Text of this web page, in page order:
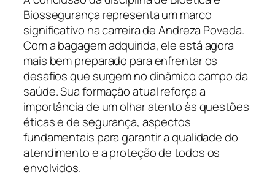
Biossegurança representa um marco
significativo na carreira de Andreza Poveda.
Com a bagagem adquirida, ele está agora
mais bem preparado para enfrentar os
desafios que surgem no dinâmico campo da
saúde. Sua formação atual reforça a
importância de um olhar atento às questões
éticas e de segurança, aspectos
fundamentais para garantir a qualidade do
atendimento e a proteção de todos os
envolvidos.